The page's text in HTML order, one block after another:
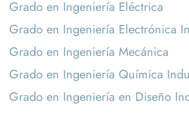
Sistema de
Calidad de los
Enlaces de
de la
Personal Técnico, de Gestión
y de Administración y
Servicios
Profesores
Biblioteca
Centro de Cálculo
Grado en Ingeniería Eléctrica
Grado en Ingeniería Electrónica
Grado en Ingeniería Mecánica
Grado en Ingeniería Química
Grado en Ingeniería en Diseño